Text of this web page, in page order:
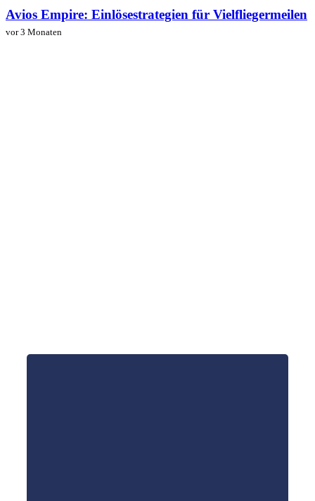
Avios Empire: Einlösestrategien für Vielfliegermeilen
vor 3 Monaten